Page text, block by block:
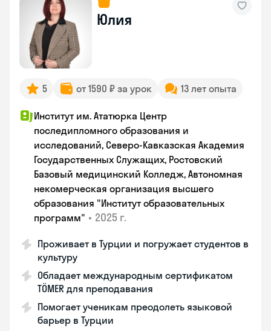
Юлия
5 от 1590 ₽ за урок 13 лет опыта
Институт им. Ататюрка Центр
последипломного образования и
исследований, Северо-Кавказская Академия
Государственных Служащих, Ростовский
Базовый медицинский Колледж, Автономная
некомерческая организация высшего
образования "Институт образовательных
программ" • 2025 г.
Проживает в Турции и погружает студентов в
культуру
Обладает международным сертификатом
TÖMER для преподавания
Помогает ученикам преодолеть языковой
барьер в Турции